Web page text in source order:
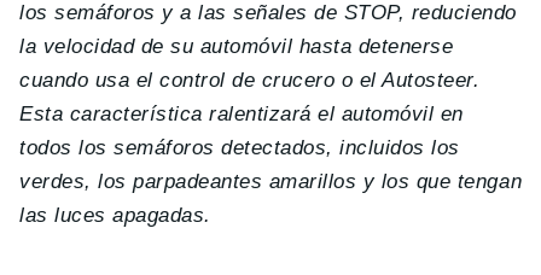
los semáforos y a las señales de STOP, reduciendo
la velocidad de su automóvil hasta detenerse
cuando usa el control de crucero o el Autosteer.
Esta característica ralentizará el automóvil en
todos los semáforos detectados, incluidos los
verdes, los parpadeantes amarillos y los que tengan
las luces apagadas.